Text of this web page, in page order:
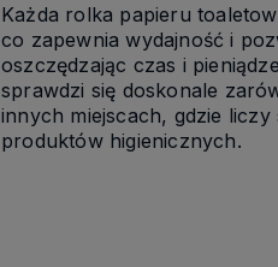
Każda rolka papieru
co zapewnia wydajność i
oszczędzając czas i
sprawdzi się doskonale
innych miejscach, gdzie
produktów higienicznych.